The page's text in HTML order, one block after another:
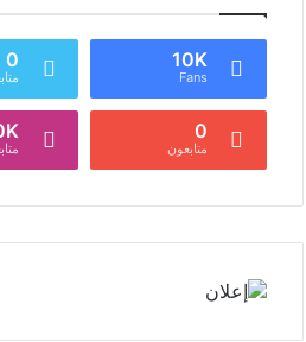
10K
Fans
0
0
متابعون